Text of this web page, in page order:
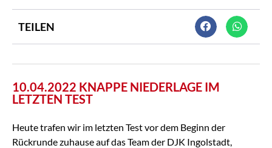
TEILEN
10.04.2022 KNAPPE NIEDERLAGE IM
LETZTEN TEST
Heute trafen wir im letzten Test vor dem Beginn der
Rückrunde zuhause auf das Team der DJK Ingolstadt,